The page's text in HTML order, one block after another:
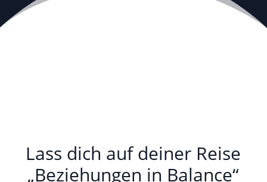
Lass dich auf deiner Reise
„Beziehungen in Balance“